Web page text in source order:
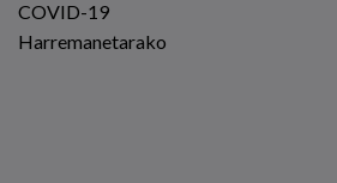
COVID-19
Harremanetarako